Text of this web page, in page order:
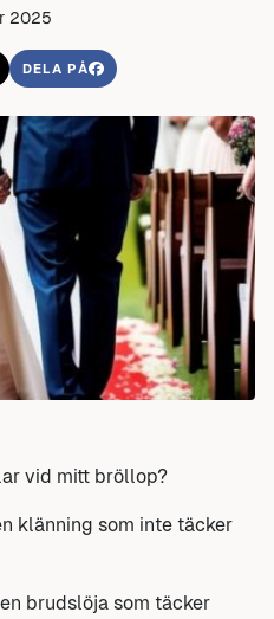
2025
DELA PÅ
vid mitt bröllop?
klänning som inte täcker
brudslöja som täcker